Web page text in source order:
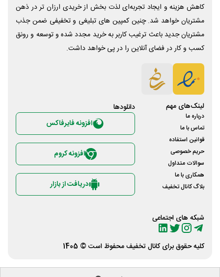
کاهش هزینه و ایجاد تجربه‌ای لذت بخش از خریدی ارزان تر در ذهن
مشتریان خواهد شد. چنین کمپین های تبلیغی و تخفیفی ضمن جذب
مشتریان جدید باعث ترغیب کاربر به خرید مجدد شده و توسعه و رونق
کسب و کار در فضای آنلاین را در پی خواهد داشت.
لینک‌های مهم
درباره ما
تماس با ما
قوانین استفاده
حریم خصوصی
سوالات متداول
همکاری با ما
بلاگ کانال تخفیف
شبکه های اجتماعی
دانلود‌ها
افزونه فایرفاکس
افزونه کروم
دریافت از بازار
کلیه حقوق برای کانال تخفیفمحفوظ است © 1405